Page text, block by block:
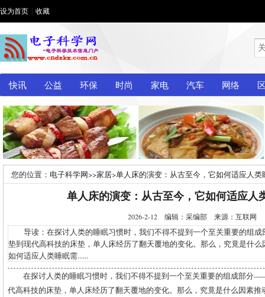
设为首页 收藏
快讯 公益 环保 时尚 家电 汽车 网络
您的位置： 电子科学网>>家居>单人床的演变：从古至今，它如何适应人类
单人床的演变：从古至今，它如何适应人
2026-2-12 编辑：采编部 来源：互联网
导读：在探讨人类的睡眠习惯时，我们不得不提到一个至关重要的组
垫到现代高科技的床垫，单人床经历了翻天覆地的变化。那么，究竟是什
如何适应人类睡眠需......
在探讨人类的睡眠习惯时，我们不得不提到一个至关重要的组成部分
代高科技的床垫，单人床经历了翻天覆地的变化。那么，究竟是什么因素